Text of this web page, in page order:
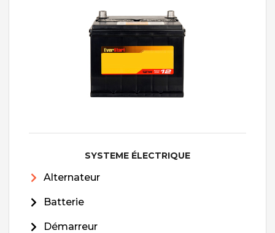
SYSTEME ÉLECTRIQUE
Alternateur
Batterie
Démarreur